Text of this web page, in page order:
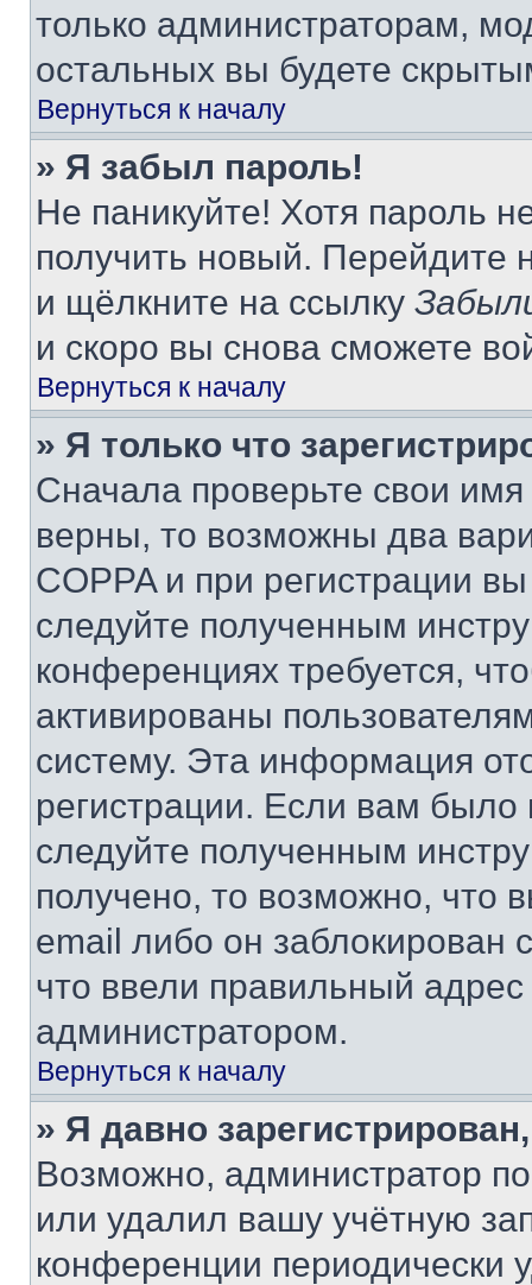
только администраторам,
остальных вы будете
Вернуться к началу
» Я забыл пароль!
Не паникуйте! Хотя пароль
получить новый. Перейдите
и щёлкните на ссылку
и скоро вы снова сможете
Вернуться к началу
» Я только что
Сначала проверьте свои
верны, то возможны два
COPPA и при регистрации
следуйте полученным
конференциях требуется,
активированы
систему. Эта информация
регистрации. Если вам
следуйте полученным
получено, то возможно, что
email либо он
что ввели правильный адрес
администратором.
Вернуться к началу
» Я давно
Возможно, администратор
или удалил вашу учётную
конференции периодически